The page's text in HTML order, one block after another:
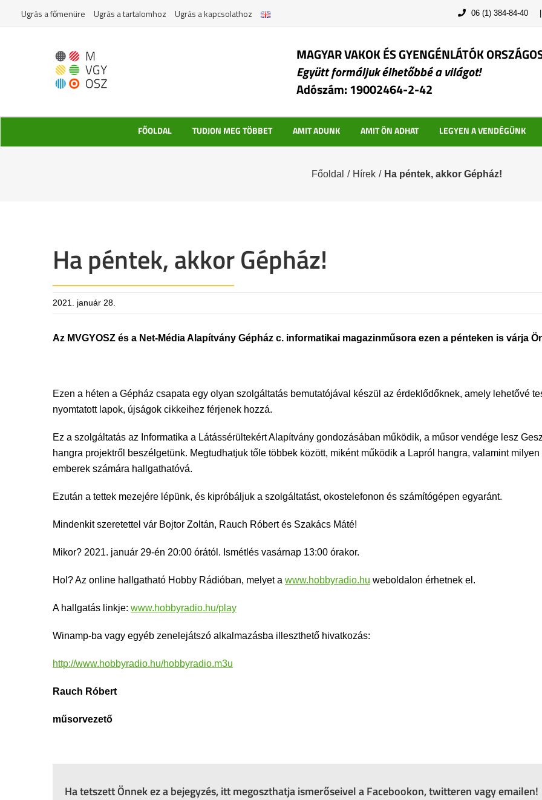
Ugrás a főmenüre Ugrás a tartalomhoz Ugrás a kapcsolathoz 06 (1) 384-84-40
MAGYAR VAKOK ÉS GYENGÉNLÁTÓK
Együtt formáljuk élhetőbbé a világot!
Adószám: 19002464-2-42
FŐOLDAL TUDJON MEG TÖBBET AMIT ADUNK AMIT ÖN ADHAT LEGYEN A VENDÉGÜNK
Főoldal / Hírek / Ha péntek, akkor Gépház!
Ha péntek, akkor Gépház!
2021. január 28.
Az MVGYOSZ és a Net-Média Alapítvány Gépház c. informatikai magazinműsora ezen a pénteken is várja
Ezen a héten a Gépház csapata egy olyan szolgáltatás bemutatójával készül az érdeklődőknek, amely lehetővé
nyomtatott lapok, újságok cikkeihez férjenek hozzá.
Ez a szolgáltatás az Informatika a Látássérültekért Alapítvány gondozásában működik, a műsor vendége lesz
hangra projektről beszélgetünk. Megtudhatjuk tőle többek között, miként működik a Lapról hangra, valamint
emberek számára hallgathatóvá.
Ezután a tettek mezejére lépünk, és kipróbáljuk a szolgáltatást, okostelefonon és számítógépen egyaránt.
Mindenkit szeretettel vár Bojtor Zoltán, Rauch Róbert és Szakács Máté!
Mikor? 2021. január 29-én 20:00 órától. Ismétlés vasárnap 13:00 órakor.
Hol? Az online hallgatható Hobby Rádióban, melyet a www.hobbyradio.hu weboldalon érhetnek el.
A hallgatás linkje: www.hobbyradio.hu/play
Winamp-ba vagy egyéb zenelejátszó alkalmazásba illeszthető hivatkozás:
http://www.hobbyradio.hu/hobbyradio.m3u
Rauch Róbert
műsorvezető
Ha tetszett Önnek ez a bejegyzés, itt megoszthatja ismerőseivel a Facebookon, twitteren vagy emailen!